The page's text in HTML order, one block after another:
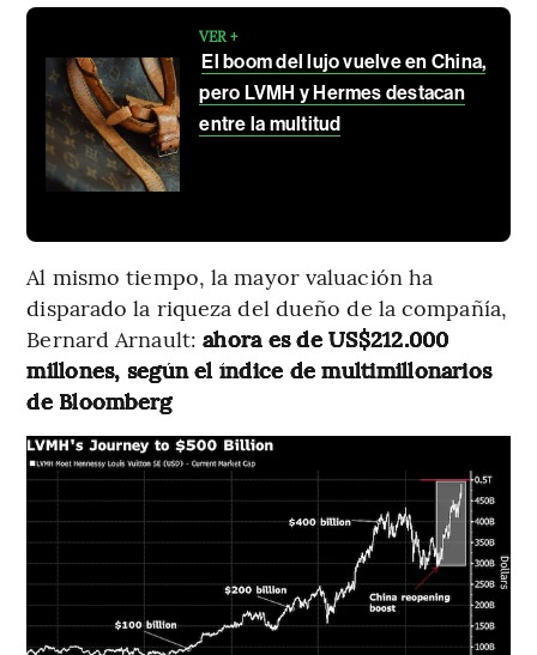
VER +
El boom del lujo vuelve en China,
pero LVMH y Hermes destacan
entre la multitud
Al mismo tiempo, la mayor valuación ha
disparado la riqueza del dueño de la compañía,
Bernard Arnault: ahora es de US$212.000
millones, según el índice de multimillonarios
de Bloomberg